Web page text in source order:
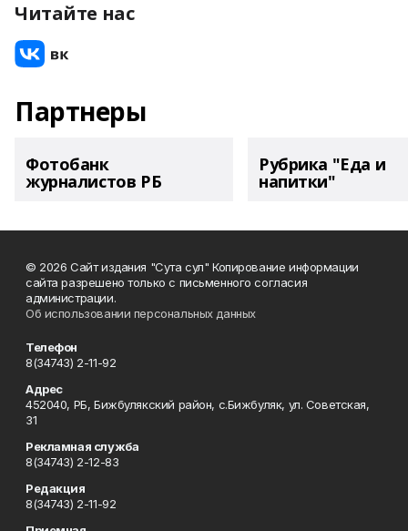
Читайте нас
Партнеры
Фотобанк
журналистов РБ
Рубрика "Еда и
напитки"
© 2026 Сайт издания "Сута сул" Копирование информации
сайта разрешено только с письменного согласия
администрации.
Об использовании персональных данных
Телефон
8(34743) 2-11-92
Адрес
452040, РБ, Бижбулякский район, с.Бижбуляк, ул. Советская,
31
Рекламная служба
8(34743) 2-12-83
Редакция
8(34743) 2-11-92